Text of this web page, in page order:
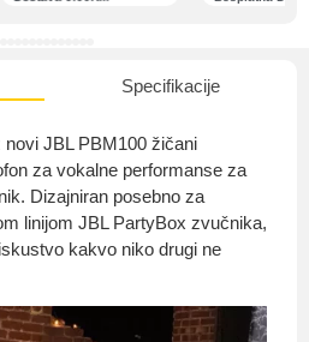
Specifikacije
JBL PBM100 žičani
za vokalne performanse za
Dizajniran posebno za
linijom JBL PartyBox zvučnika,
kakvo niko drugi ne
O nama
Privatnost kupca